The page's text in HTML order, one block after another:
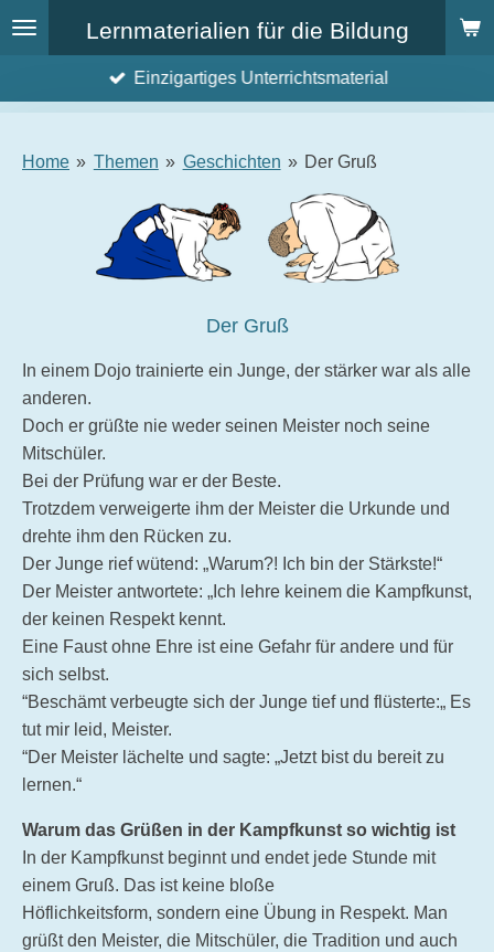
Zum
Hauptinhalt
Lernmaterialien für die Bildung
Einzigartiges Unterrichtsmaterial
Home » Themen » Geschichten » Der Gruß
Der Gruß
In einem Dojo trainierte ein Junge, der stärker war als alle
anderen.
Doch er grüßte nie weder seinen Meister noch seine
Mitschüler.
Bei der Prüfung war er der Beste.
Trotzdem verweigerte ihm der Meister die Urkunde und
drehte ihm den Rücken zu.
Der Junge rief wütend: „Warum?! Ich bin der Stärkste!“
Der Meister antwortete: „Ich lehre keinem die Kampfkunst,
der keinen Respekt kennt.
Eine Faust ohne Ehre ist eine Gefahr für andere und für
sich selbst.
“Beschämt verbeugte sich der Junge tief und flüsterte:„ Es
tut mir leid, Meister.
“Der Meister lächelte und sagte: „Jetzt bist du bereit zu
lernen.“
Warum das Grüßen in der Kampfkunst so wichtig ist
In der Kampfkunst beginnt und endet jede Stunde mit
einem Gruß. Das ist keine bloße
Höflichkeitsform, sondern eine Übung in Respekt. Man
grüßt den Meister, die Mitschüler, die Tradition und auch